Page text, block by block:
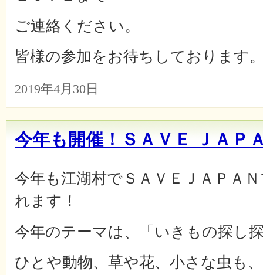
ご連絡ください。
皆様の参加をお待ちしております
2019年4月30日
今年も開催！ＳＡＶＥ ＪＡＰ
今年も江湖村でＳＡＶＥＪＡＰＡ
れます！
今年のテーマは、「いきもの探し
ひとや動物、草や花、小さな虫も